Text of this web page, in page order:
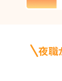
夜職